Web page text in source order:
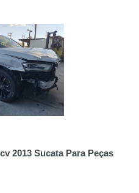
2013 Sucata Para Peças